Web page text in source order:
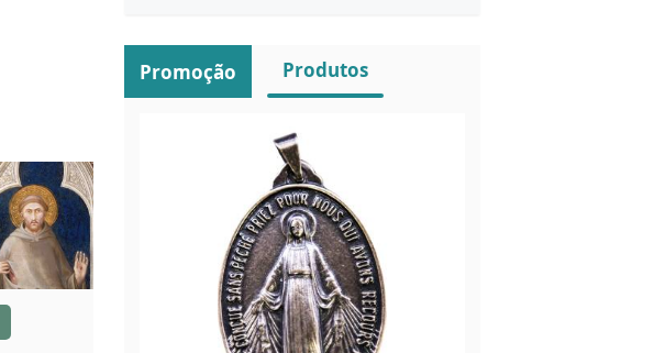
Promoção Produtos